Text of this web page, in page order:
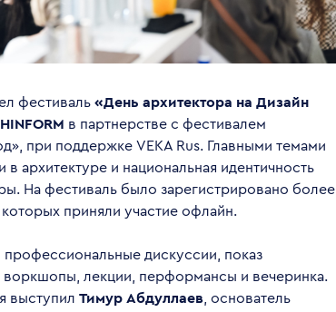
фестиваль «День архитектора на Дизайн
в партнерстве с фестивалем
при поддержке VEKA Rus. Главными темами
архитектуре и национальная идентичность
На фестиваль было зарегистрировано более
приняли участие офлайн.
дискуссии, показ
воркшопы, лекции, перформансы и вечеринка.
выступил Тимур Абдуллаев, основатель